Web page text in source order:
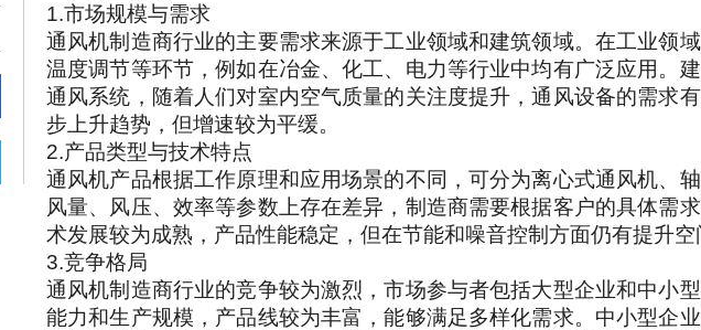
1.市场规模与需求
通风机制造商行业的主要需求来源于工业领域和建筑领域。在工业领
温度调节等环节，例如在冶金、化工、电力等行业中均有广泛应用。
通风系统，随着人们对室内空气质量的关注度提升，通风设备的需求
步上升趋势，但增速较为平缓。
2.产品类型与技术特点
通风机产品根据工作原理和应用场景的不同，可分为离心式通风机、
风量、风压、效率等参数上存在差异，制造商需要根据客户的具体需
术发展较为成熟，产品性能稳定，但在节能和噪音控制方面仍有提升空
3.竞争格局
通风机制造商行业的竞争较为激烈，市场参与者包括大型企业和中小
能力和生产规模，产品线较为丰富，能够满足多样化需求。中小型企